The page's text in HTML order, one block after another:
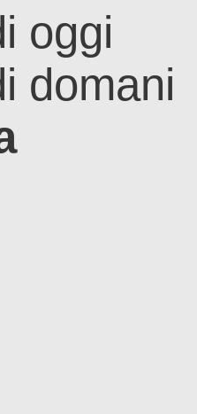
oggi
domani